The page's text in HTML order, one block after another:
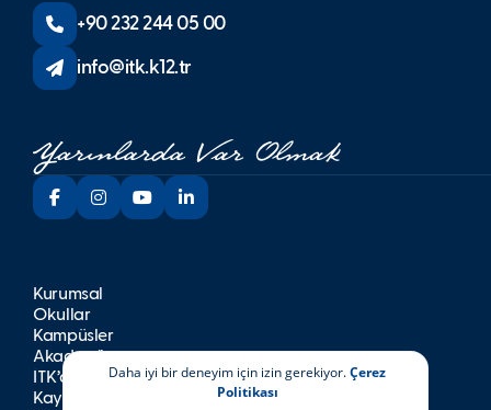
+90 232 244 05 00
info@itk.k12.tr
Kurumsal
Okullar
Kampüsler
Akademik
İTK’da Yaşam
Kayıt
Daha iyi bir deneyim için izin gerekiyor.Çerez
Politikası